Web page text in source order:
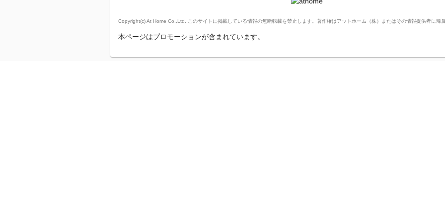
Copyright(c) At Home Co.,Ltd. このサイトに掲載している情報の無断転載を禁止します。著作権はアットホーム（株）またはその情報提供者に帰属
本ページはプロモーションが含まれています。